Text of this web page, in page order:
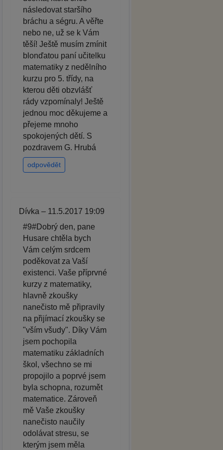
následovat staršího
bráchu a ségru. A věřte
nebo ne, už se k Vám
těší! Ještě musím zmínit
blonďatou paní učitelku
matematiky z nedělního
kurzu pro 5. třídy, na
kterou děti obzvlášť
rády vzpomínaly! Ještě
jednou moc děkujeme a
přejeme mnoho
spokojených dětí. S
pozdravem G. Hrubá
odpovědět
Dívka – 11.5.2017 19:09
#9#Dobrý den, pane
Husare chtěla bych
Vám celým srdcem
poděkovat za Vaší
existenci. Vaše příprvné
kurzy z matematiky,
hlavně zkoušky
nanečisto mě připravily
na přijímací zkoušky se
"vším všudy". Díky Vám
jsem pochopila
matematiku základních
škol, všechno se mi
propojilo a poprvé jsem
byla schopna, rozumět
matematice. Zároveň
mě Vaše zkoušky
nanečisto naučily
odolávat stresu, se
kterým jsem měla